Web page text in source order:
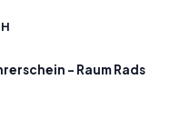
– Raum Rads